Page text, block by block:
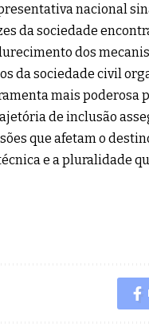
nacional
da sociedade
dos
da sociedade civil
mais poderosa
de inclusão
que afetam o
e a pluralidade